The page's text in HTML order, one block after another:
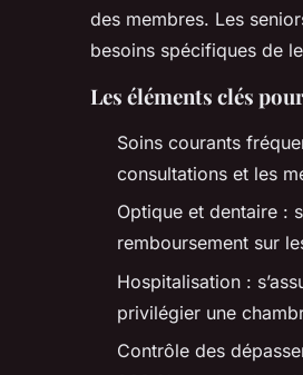
des membres. Les
besoins spécifiques de
Les éléments clés
Soins courants
consultations et les
Optique et dentaire :
remboursement sur
Hospitalisation :
privilégier une
Contrôle des